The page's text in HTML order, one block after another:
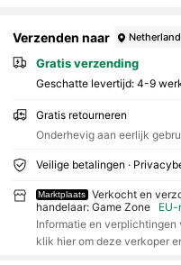
Verzenden naar
Gratis verzending
Geschatte levertijd: 4-9
Gratis retourneren
Onderhevig aan eerlijk
Veilige betalingen ·
Marktplaats
Verkocht en
handelaar: Game Zone
EU-
Informatie en verplichtingen
klik hier om deze verkoper